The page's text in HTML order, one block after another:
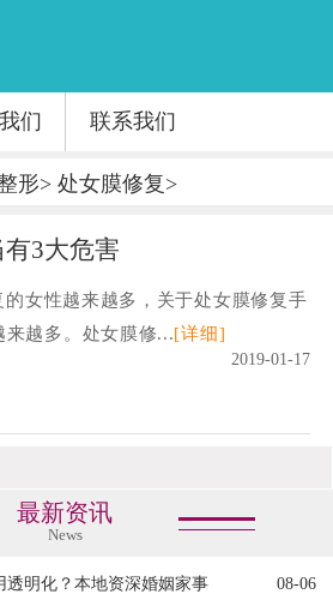
们 联系我们
形> 处女膜修复>
3大危害
的女性越来越多，关于处女膜修复手
越多。处女膜修...[详细]
2019-01-17
最新资讯
News
透明化？本地资深婚姻家事 08-06